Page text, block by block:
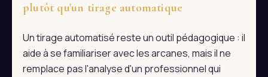
plutôt qu'un tirage automatique
Un tirage automatisé reste un outil pédagogique : il
aide à se familiariser avec les arcanes, mais il ne
remplace pas l'analyse d'un professionnel qui